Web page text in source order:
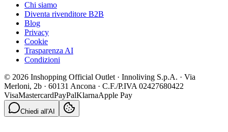
Chi siamo
Diventa rivenditore B2B
Blog
Privacy
Cookie
Trasparenza AI
Condizioni
© 2026 Inshopping Official Outlet · Innoliving S.p.A. · Via
Merloni, 2b · 60131 Ancona · C.F./P.IVA 02427680422
VisaMastercardPayPalKlarnaApple Pay
Chiedi all'AI